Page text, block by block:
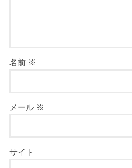
名前 ※
メール ※
サイト